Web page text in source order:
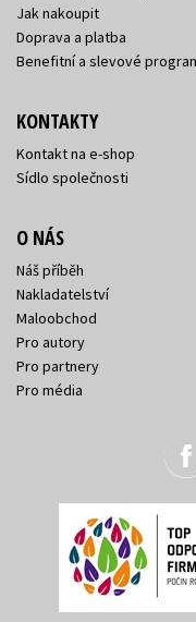
Jak nakoupit
Doprava a platba
Benefitní a slevové
KONTAKTY
Kontakt na e-shop
Sídlo společnosti
O NÁS
Náš příběh
Nakladatelství
Maloobchod
Pro autory
Pro partnery
Pro média